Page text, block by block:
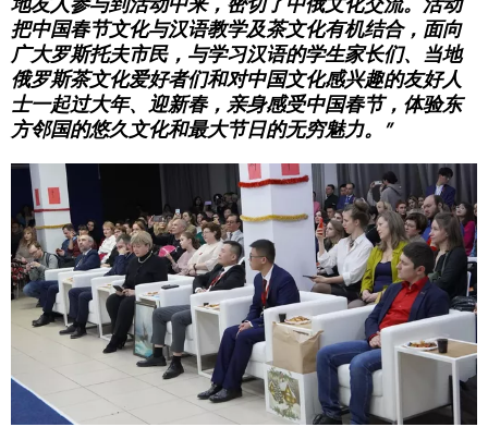
把中国春节文化与汉语教学及茶文化有机结合，面向
广大罗斯托夫市民，与学习汉语的学生家长们、当地
俄罗斯茶文化爱好者们和对中国文化感兴趣的友好人
士一起过大年、迎新春，亲身感受中国春节，体验东
方邻国的悠久文化和最大节日的无穷魅力。”